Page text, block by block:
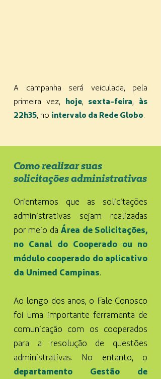
A campanha será veiculada, pela
primeira vez, hoje, sexta-feira, às
22h35, no intervalo da Rede Globo.
Como realizar suas
solicitações administrativas
Orientamos que as solicitações
administrativas sejam realizadas
por meio da Área de Solicitações,
no Canal do Cooperado ou no
módulo cooperado do aplicativo
da Unimed Campinas.
Ao longo dos anos, o Fale Conosco
foi uma importante ferramenta de
comunicação com os cooperados
para a resolução de questões
administrativas. No entanto, o
departamento Gestão de